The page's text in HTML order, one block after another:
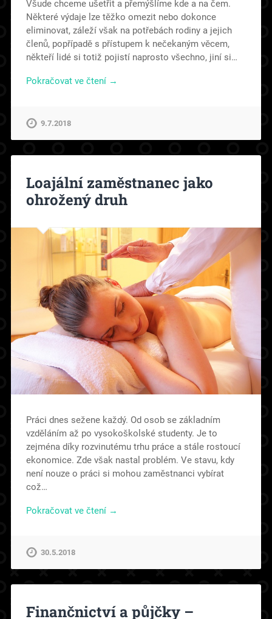
Všude chceme ušetřit a přemýšlíme kde a na čem.
Některé výdaje lze těžko omezit nebo dokonce
eliminovat, záleží však na potřebách rodiny a jejich
členů, popřípadě s přístupem k nečekaným věcem,
někteří lidé si totiž pojistí naprosto všechno, jiní si…
Pokračovat ve čtení →
9.7.2018
Loajální zaměstnanec jako
ohrožený druh
Práci dnes sežene každý. Od osob se základním
vzděláním až po vysokoškolské studenty. Je to
zejména díky rozvinutému trhu práce a stále rostoucí
ekonomice. Zde však nastal problém. Ve stavu, kdy
není nouze o práci si mohou zaměstnanci vybírat
což…
Pokračovat ve čtení →
30.5.2018
Finančnictví a půjčky –